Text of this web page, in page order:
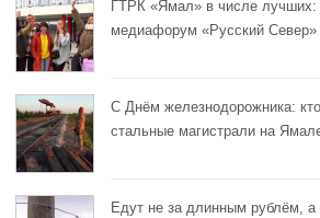
ГТРК «Ямал» в числе лучших:
медиафорум «Русский
С Днём железнодорожника:
стальные магистрали на
Едут не за длинным рублём,